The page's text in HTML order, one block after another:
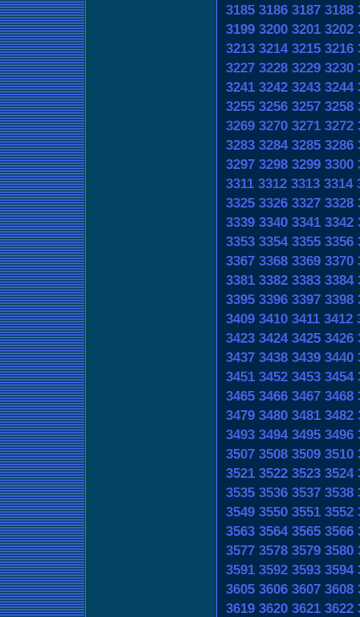
3185 3186 3187 3188
3199 3200 3201 3202
3213 3214 3215 3216
3227 3228 3229 3230
3241 3242 3243 3244
3255 3256 3257 3258
3269 3270 3271 3272
3283 3284 3285 3286
3297 3298 3299 3300
3311 3312 3313 3314
3325 3326 3327 3328
3339 3340 3341 3342
3353 3354 3355 3356
3367 3368 3369 3370
3381 3382 3383 3384
3395 3396 3397 3398
3409 3410 3411 3412
3423 3424 3425 3426
3437 3438 3439 3440
3451 3452 3453 3454
3465 3466 3467 3468
3479 3480 3481 3482
3493 3494 3495 3496
3507 3508 3509 3510
3521 3522 3523 3524
3535 3536 3537 3538
3549 3550 3551 3552
3563 3564 3565 3566
3577 3578 3579 3580
3591 3592 3593 3594
3605 3606 3607 3608
3619 3620 3621 3622